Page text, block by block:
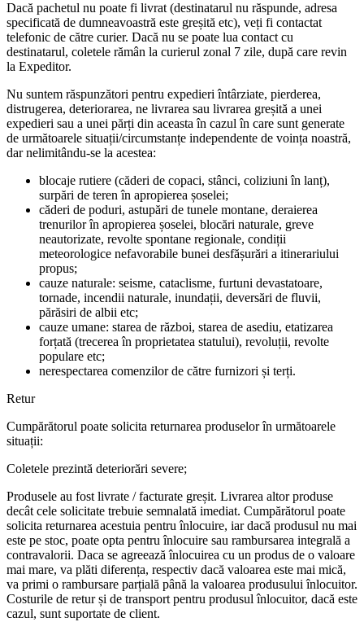
Dacă pachetul nu poate fi livrat (destinatarul nu răspunde, adresa
specificată de dumneavoastră este greșită etc), veți fi contactat
telefonic de către curier. Dacă nu se poate lua contact cu
destinatarul, coletele rămân la curierul zonal 7 zile, după care revin
la Expeditor.
Nu suntem răspunzători pentru expedieri întârziate, pierderea,
distrugerea, deteriorarea, ne livrarea sau livrarea greșită a unei
expedieri sau a unei părți din aceasta în cazul în care sunt generate
de următoarele situații/circumstanțe independente de voința noastră,
dar nelimitându-se la acestea:
blocaje rutiere (căderi de copaci, stânci, coliziuni în lanț),
surpări de teren în apropierea șoselei;
căderi de poduri, astupări de tunele montane, deraierea
trenurilor în apropierea șoselei, blocări naturale, greve
neautorizate, revolte spontane regionale, condiții
meteorologice nefavorabile bunei desfășurări a itinerariului
propus;
cauze naturale: seisme, cataclisme, furtuni devastatoare,
tornade, incendii naturale, inundații, deversări de fluvii,
părăsiri de albii etc;
cauze umane: starea de război, starea de asediu, etatizarea
forțată (trecerea în proprietatea statului), revoluții, revolte
populare etc;
nerespectarea comenzilor de către furnizori și terți.
Retur
Cumpărătorul poate solicita returnarea produselor în următoarele
situații:
Coletele prezintă deteriorări severe;
Produsele au fost livrate / facturate greșit. Livrarea altor produse
decât cele solicitate trebuie semnalată imediat. Cumpărătorul poate
solicita returnarea acestuia pentru înlocuire, iar dacă produsul nu mai
este pe stoc, poate opta pentru înlocuire sau rambursarea integrală a
contravalorii. Daca se agreează înlocuirea cu un produs de o valoare
mai mare, va plăti diferența, respectiv dacă valoarea este mai mică,
va primi o rambursare parțială până la valoarea produsului înlocuitor.
Costurile de retur și de transport pentru produsul înlocuitor, dacă este
cazul, sunt suportate de client.